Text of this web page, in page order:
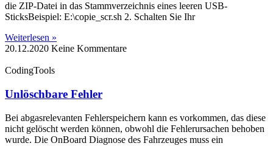
die ZIP-Datei in das Stammverzeichnis eines leeren USB-
SticksBeispiel: E:\copie_scr.sh 2. Schalten Sie Ihr
Weiterlesen »
20.12.2020 Keine Kommentare
CodingTools
Unlöschbare Fehler
Bei abgasrelevanten Fehlerspeichern kann es vorkommen, das diese
nicht gelöscht werden können, obwohl die Fehlerursachen behoben
wurde. Die OnBoard Diagnose des Fahrzeuges muss ein